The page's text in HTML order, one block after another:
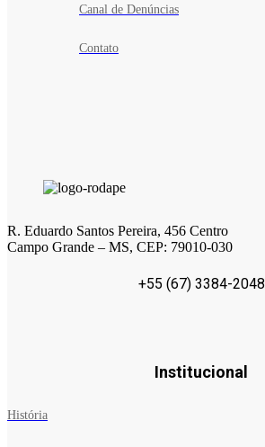
Canal de Denúncias
Contato
R. Eduardo Santos Pereira, 456 Centro
Campo Grande – MS, CEP: 79010-030
+55 (67) 3384-2048
Institucional
História